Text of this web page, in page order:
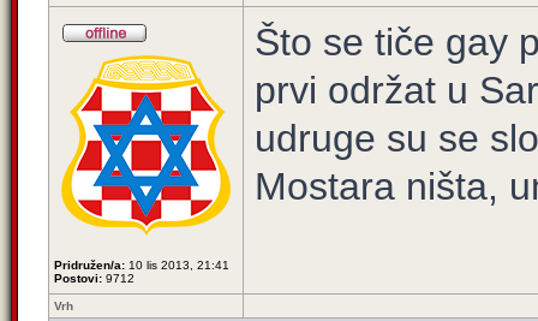
Pridružen/a: 10 lis 2013, 21:41
Postovi: 9712
Što se tiče gay
prvi održat u
udruge su se
Mostara ništa,
Vrh